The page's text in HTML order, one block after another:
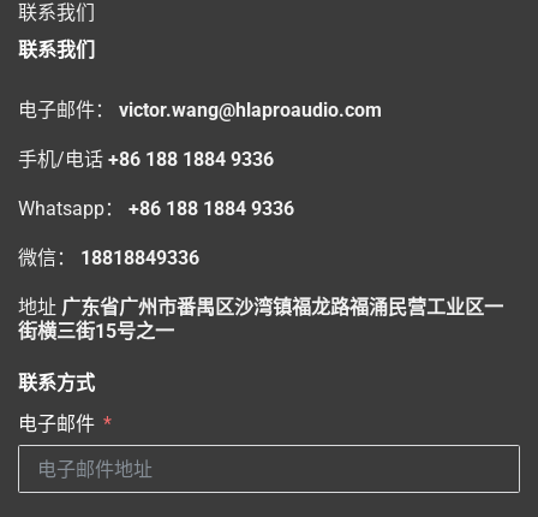
联系我们
联系我们
电子邮件： victor.wang@hlaproaudio.com
手机/电话 +86 188 1884 9336
Whatsapp： +86 188 1884 9336
微信： 18818849336
地址 广东省广州市番禺区沙湾镇福龙路福涌民营工业区一
街横三街15号之一
联系方式
电子邮件